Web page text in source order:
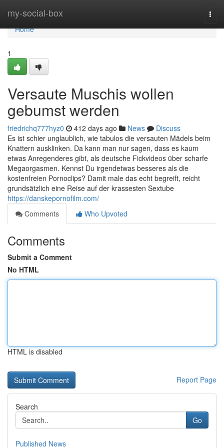
my-social-box
Home
Home
1
Versaute Muschis wollen
gebumst werden
friedrichq777hyz0 412 days ago News
Discuss
Es ist schier unglaublich, wie tabulos die versauten Mädels beim
Knattern ausklinken. Da kann man nur sagen, dass es kaum
etwas Anregenderes gibt, als deutsche Fickvideos über scharfe
Megaorgasmen. Kennst Du irgendetwas besseres als die
kostenfreien Pornoclips? Damit male das echt begreift, reicht
grundsätzlich eine Reise auf der krassesten Sextube
https://danskepornofilm.com/
Comments
Who Upvoted
Comments
Submit a Comment
No HTML
HTML is disabled
Report Page
Search
Go
Published News